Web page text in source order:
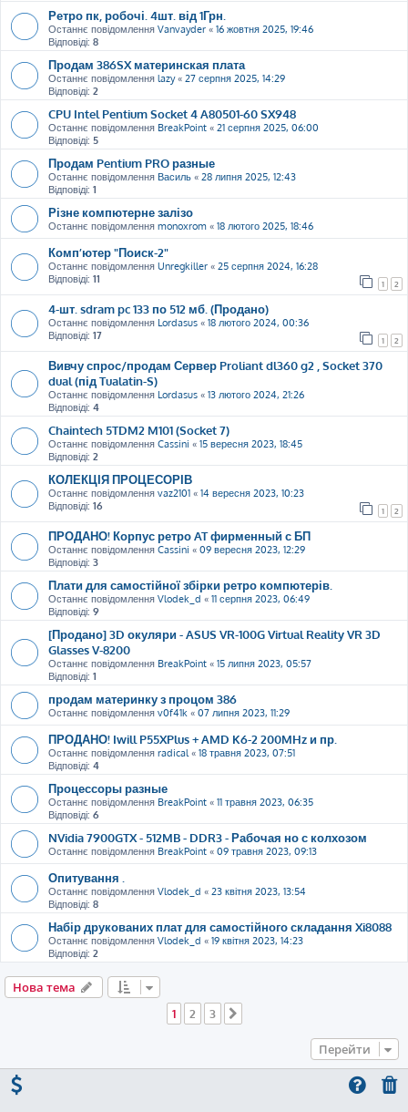
Ретро пк, робочі. 4шт. від 1Грн.
Останнє повідомлення Vanvayder « 16 жовтня 2025, 19:46
Відповіді: 8
Продам 386SX материнская плата
Останнє повідомлення lazy« 27 серпня 2025, 14:29
Відповіді: 2
CPU Intel Pentium Socket 4 A80501-60 SX948
Останнє повідомлення BreakPoint « 21 серпня 2025, 06:00
Відповіді: 5
Продам Pentium PRO разные
Останнє повідомлення Василь « 28 липня 2025, 12:43
Відповіді: 1
Різне компютерне залізо
Останнє повідомлення monoxrom « 18 лютого 2025, 18:46
Комп’ютер "Поиск-2"
Останнє повідомлення Unregkiller « 25 серпня 2024, 16:28
Відповіді: 11 1 2
4-шт. sdram pc 133 по 512 мб. (Продано)
Останнє повідомлення Lordasus « 18 лютого 2024, 00:36
Відповіді: 17 1 2
Вивчу спрос/продам Сервер Proliant dl360 g2 , Socket 370
dual (під Tualatin-S)
Останнє повідомлення Lordasus « 13 лютого 2024, 21:26
Відповіді: 4
Chaintech 5TDM2 M101 (Socket 7)
Останнє повідомлення Cassini « 15 вересня 2023, 18:45
Відповіді: 2
КОЛЕКЦІЯ ПРОЦЕСОРІВ
Останнє повідомлення vaz2101 « 14 вересня 2023, 10:23
Відповіді: 16 1 2
ПРОДАНО! Корпус ретро AT фирменный с БП
Останнє повідомлення Cassini « 09 вересня 2023, 12:29
Відповіді: 3
Плати для самостійної збірки ретро компютерів.
Останнє повідомлення Vlodek_d « 11 серпня 2023, 06:49
Відповіді: 9
[Продано] 3D окуляри - ASUS VR-100G Virtual Reality VR 3D
Glasses V-8200
Останнє повідомлення BreakPoint « 15 липня 2023, 05:57
Відповіді: 1
продам материнку з процом 386
Останнє повідомлення v0f41k « 07 липня 2023, 11:29
ПРОДАНО! Iwill P55XPlus + AMD K6-2 200MHz и пр.
Останнє повідомлення radical« 18 травня 2023, 07:51
Відповіді: 4
Процессоры разные
Останнє повідомлення BreakPoint « 11 травня 2023, 06:35
Відповіді: 6
NVidia 7900GTX - 512MB - DDR3 - Рабочая но с колхозом
Останнє повідомлення BreakPoint « 09 травня 2023, 09:13
Опитування .
Останнє повідомлення Vlodek_d « 23 квітня 2023, 13:54
Відповіді: 8
Набір друкованих плат для самостійного складання Xi8088
Останнє повідомлення Vlodek_d « 19 квітня 2023, 14:23
Відповіді: 2
Нова тема
1
2 3
Перейти